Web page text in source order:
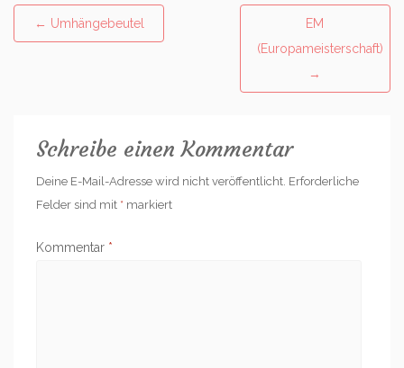
Post
navigation
← Umhängebeutel
EM
(Europameisterschaft)
→
Schreibe einen Kommentar
Deine E-Mail-Adresse wird nicht veröffentlicht. Erforderliche
Felder sind mit * markiert
Kommentar *